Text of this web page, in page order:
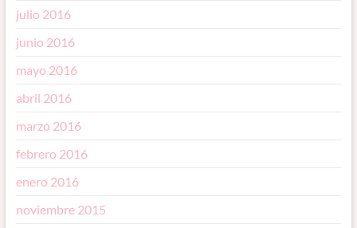
julio 2016
junio 2016
mayo 2016
abril 2016
marzo 2016
febrero 2016
enero 2016
noviembre 2015